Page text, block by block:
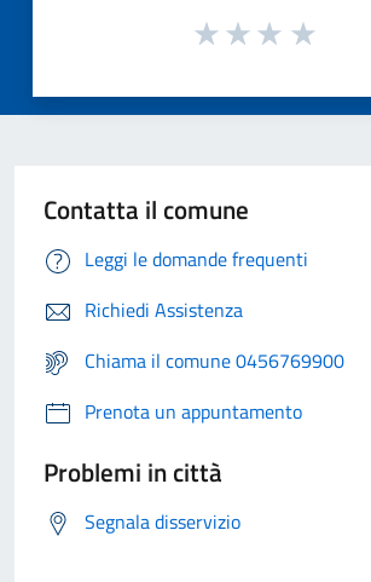
Contatta il comune
Leggi le domande frequenti
Richiedi Assistenza
Chiama il comune 0456769900
Prenota un appuntamento
Problemi in città
Segnala disservizio